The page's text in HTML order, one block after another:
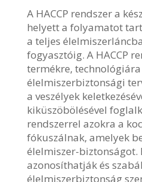
A HACCP rendszer a
helyett a folyamatot
a teljes
fogyasztóig. A HACCP
termékre,
élelmiszerbiztonsági
a veszélyek
kiküszöbölésével
rendszerrel azokra a
fókuszálnak, amelyek
élelmiszer-biztonságot.
azonosíthatják és
élelmiszerbiztonság